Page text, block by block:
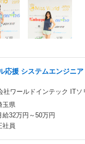
応援 システムエンジニ
社ワールドインテック ITソ
玉県
給32万円～50万円
社員